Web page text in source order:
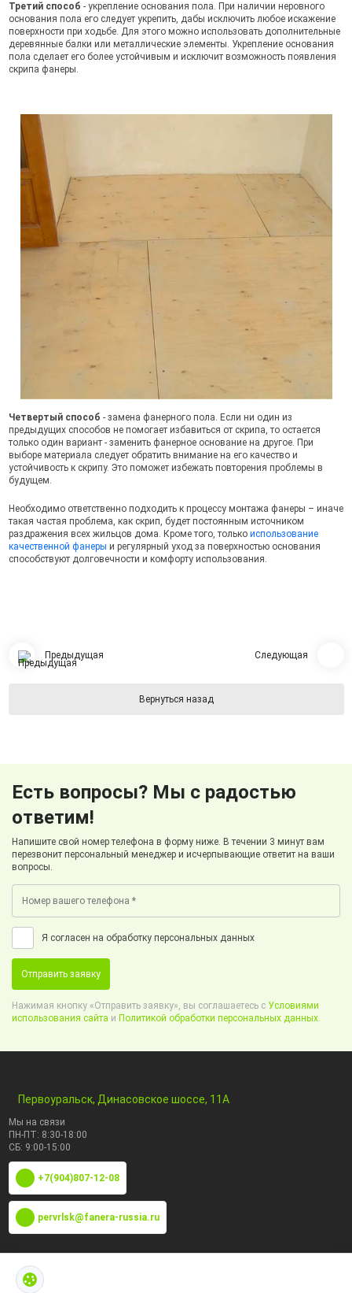
Третий способ - укрепление основания пола. При наличии неровного
основания пола его следует укрепить, дабы исключить любое искажение
поверхности при ходьбе. Для этого можно использовать дополнительные
деревянные балки или металлические элементы. Укрепление основания
пола сделает его более устойчивым и исключит возможность появления
скрипа фанеры.
Четвертый способ - замена фанерного пола. Если ни один из
предыдущих способов не помогает избавиться от скрипа, то остается
только один вариант - заменить фанерное основание на другое. При
выборе материала следует обратить внимание на его качество и
устойчивость к скрипу. Это поможет избежать повторения проблемы в
будущем.
Необходимо ответственно подходить к процессу монтажа фанеры – иначе
такая частая проблема, как скрип, будет постоянным источником
раздражения всех жильцов дома. Кроме того, только использование
качественной фанеры и регулярный уход за поверхностью основания
способствуют долговечности и комфорту использования.
Предыдущая Следующая
Вернуться назад
Есть вопросы? Мы с радостью
ответим!
Напишите свой номер телефона в форму ниже. В течении 3 минут вам
перезвонит персональный менеджер и исчерпывающие ответит на ваши
вопросы.
Я согласен на обработку персональных данных
Отправить заявку
Нажимая кнопку «Отправить заявку», вы соглашаетесь с Условиями
использования сайта и Политикой обработки персональных данных.
Первоуральск, Динасовское шоссе, 11А
Мы на связи
ПН-ПТ: 8:30-18:00
СБ: 9:00-15:00
+7(904)807-12-08
pervrlsk@fanera-russia.ru
По маркам